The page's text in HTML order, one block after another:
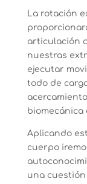
La rotación
articulación
nuestras
ejecutar
todo de
biomecánica
Aplicando
cuerpo
una